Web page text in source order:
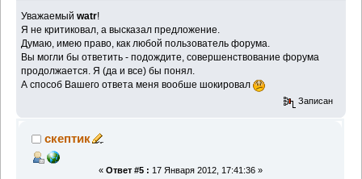
Уважаемыйwatr!
Я не критиковал, а высказал предложение.
Думаю, имею право, как любой пользователь форума.
Вы могли бы ответить - подождите, совершенствование форума
продолжается. Я (да и все) бы понял.
А способ Вашего ответа меня вообше шокировал
Записан
скептик
« Ответ #5 : 17 Января 2012, 17:41:36 »